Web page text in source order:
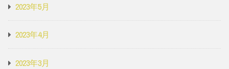
2023年5月
2023年4月
2023年3月